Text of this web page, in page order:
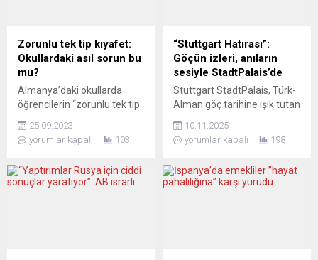
Zorunlu tek tip kıyafet:
Okullardaki asıl sorun bu
mu?
Almanya’daki okullarda
öğrencilerin “zorunlu tek tip
tartışmaya veliler de katıldı.
Frankfurt’ta ortak bir
derneği, tek tip kıyafetin
okullardaki devasa sorunlar
25.09.2023
yorumlar kapalı
103
“Stuttgart Hatırası”:
Göçün izleri, anıların
sesiyle StadtPalais’de
Stuttgart StadtPalais, Türk-
Alman göç tarihine ışık tutan
ziyaretçilerini geçmişe
doğru bir yolculuğa
Deutsch-Türkische
Erinnerungen” (Stuttgart
10.11.2025
yorumlar kapalı
198